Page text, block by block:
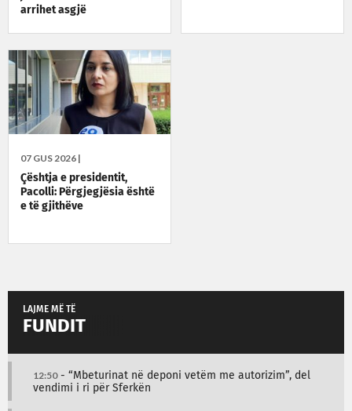
arrihet asgjë
07 GUS 2026 |
Çështja e presidentit,
Pacolli: Përgjegjësia është
e të gjithëve
LAJME MË TË
FUNDIT
12:50- “Mbeturinat në deponi vetëm me autorizim”, del
vendimi i ri për Sferkën